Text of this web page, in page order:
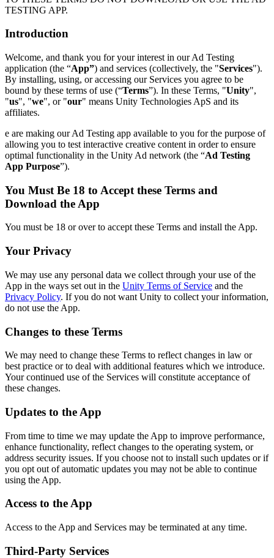
Perspectivas post-lanzamiento y operaciones de juego en vivo
Adquisición de usuarios
Hazte descubrir y adquiere usuarios móviles
Compras dentro de la aplicación
canal directo al consumidor (D2C).
Monetización
Conecta a los jugadores con los juegos adecuados
Casos de uso
Crea y expande éxitos móviles con Unity
Juegos independientes
Juegos XR
Lanza juegos XR en múltiples plataformas
Juegos multijugador
Simplifica el desarrollo de juegos multijugador
Transforma las experiencias en tienda en experiencias en línea
Industria automotriz
Impulsar la innovación y las experiencias en el automóvil
Ver todas las industrias
Información útil
Casos de estudio
Guías de mejores prácticas
Consejos y trucos de expertos
Demostraciones
Todos los recursos
Novedades
Blog
Novedades
Únete a desarrolladores, creadores e insiders
Premios Unity
Consejos prácticos y mejores prácticas
Para estudiantes
Impulsa tu carrera
Para docentes
Licencia gratuita para fines educativos
Lleva el poder de Unity a tu institución
Certificaciones
Demuestra tu dominio de Unity
TESTING APP.
Introduction
Welcome, and thank you for your interest in our Ad Testing
application (the “App”) and services (collectively, the "Services").
By installing, using, or accessing our Services you agree to be
bound by these terms of use (“Terms”). In these Terms, "Unity",
"us", "we", or "our" means Unity Technologies ApS and its
affiliates.
e are making our Ad Testing app available to you for the purpose of
allowing you to test interactive creative content in order to ensure
optimal functionality in the Unity Ad network (the “Ad Testing
App Purpose”).
You Must Be 18 to Accept these Terms and
Download the App
You must be 18 or over to accept these Terms and install the App.
Your Privacy
We may use any personal data we collect through your use of the
App in the ways set out in the Unity Terms of Service and the
Privacy Policy. If you do not want Unity to collect your information,
do not use the App.
Changes to these Terms
We may need to change these Terms to reflect changes in law or
best practice or to deal with additional features which we introduce.
Your continued use of the Services will constitute acceptance of
these changes.
Updates to the App
From time to time we may update the App to improve performance,
enhance functionality, reflect changes to the operating system, or
address security issues. If you choose not to install such updates or if
you opt out of automatic updates you may not be able to continue
using the App.
Access to the App
Access to the App and Services may be terminated at any time.
Third-Party Services